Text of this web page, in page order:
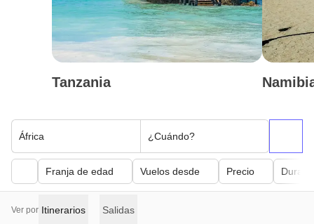
Tanzania
África ¿Cuándo?
Franja de edad Vuelos desde Precio
Ver por Itinerarios Salidas